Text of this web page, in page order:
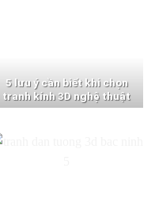
5 lưu ý cần biết khi chọn
tranh kính 3D nghệ thuật